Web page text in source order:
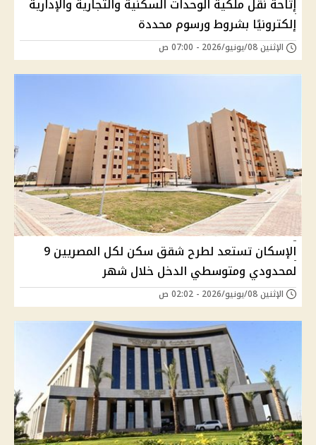
إتاحة نقل ملكية الوحدات السكنية والتجارية والإدارية
إلكترونيًا بشروط ورسوم محددة
الإثنين 08/يونيو/2026 - 07:00 ص
الإسكان تستعد لطرح شقق سكن لكل المصريين 9
لمحدودي ومتوسطي الدخل خلال شهر
الإثنين 08/يونيو/2026 - 02:02 ص